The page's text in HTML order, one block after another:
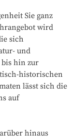
Sie ganz
wird
sich
und
bis hin zur
historischen
lässt sich die
auf
hinaus